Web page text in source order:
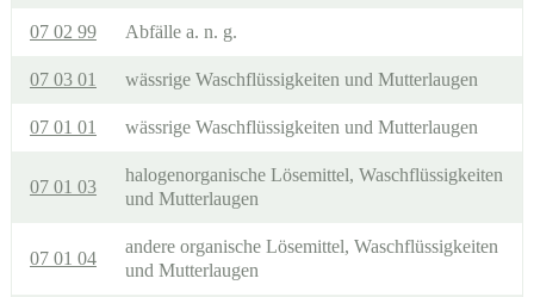
07 02 99 Abfälle a. n. g.
07 03 01 wässrige Waschflüssigkeiten und Mutterlaugen
07 01 01 wässrige Waschflüssigkeiten und Mutterlaugen
07 01 03
halogenorganische Lösemittel, Waschflüssigkeiten
und Mutterlaugen
07 01 04
andere organische Lösemittel, Waschflüssigkeiten
und Mutterlaugen